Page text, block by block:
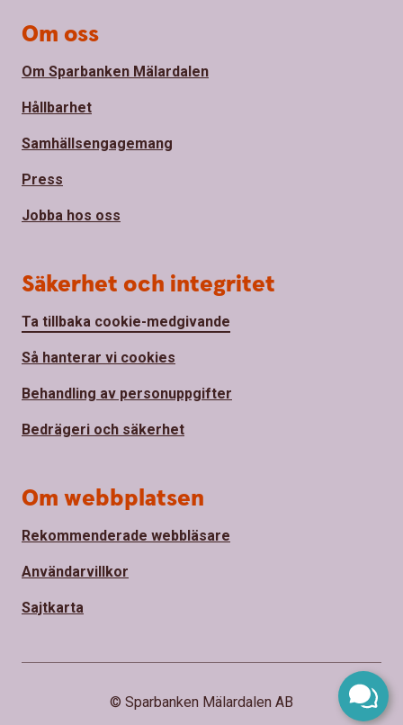
Om oss
Om Sparbanken Mälardalen
Hållbarhet
Samhällsengagemang
Press
Jobba hos oss
Säkerhet och integritet
Ta tillbaka cookie-medgivande
Så hanterar vi cookies
Behandling av personuppgifter
Bedrägeri och säkerhet
Om webbplatsen
Rekommenderade webbläsare
Användarvillkor
Sajtkarta
© Sparbanken Mälardalen AB